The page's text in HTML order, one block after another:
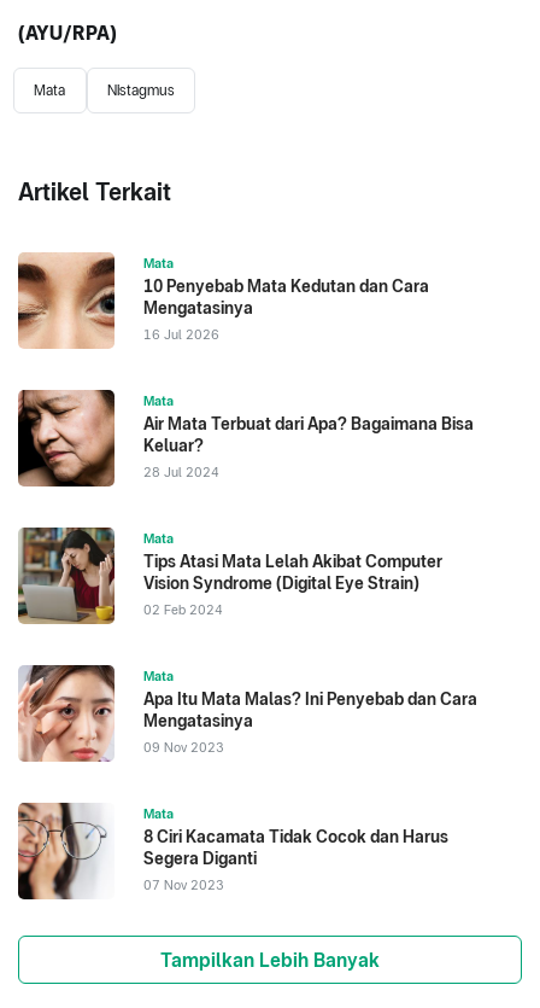
(AYU/RPA)
Mata Nistagmus
Artikel Terkait
Mata
10 Penyebab Mata Kedutan dan Cara
Mengatasinya
16 Jul 2026
Mata
Air Mata Terbuat dari Apa? Bagaimana Bisa
Keluar?
28 Jul 2024
Mata
Tips Atasi Mata Lelah Akibat Computer
Vision Syndrome (Digital Eye Strain)
02 Feb 2024
Mata
Apa Itu Mata Malas? Ini Penyebab dan Cara
Mengatasinya
09 Nov 2023
Mata
8 Ciri Kacamata Tidak Cocok dan Harus
Segera Diganti
07 Nov 2023
Tampilkan Lebih Banyak